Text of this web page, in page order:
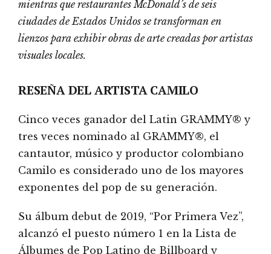
mientras que restaurantes McDonald’s de seis
ciudades de Estados Unidos se transforman en
lienzos para exhibir obras de arte creadas por artistas
visuales locales.
RESEÑA DEL ARTISTA CAMILO
Cinco veces ganador del Latin GRAMMY® y
tres veces nominado al GRAMMY®, el
cantautor, músico y productor colombiano
Camilo es considerado uno de los mayores
exponentes del pop de su generación.
Su álbum debut de 2019, “Por Primera Vez”,
alcanzó el puesto número 1 en la Lista de
Álbumes de Pop Latino de Billboard y